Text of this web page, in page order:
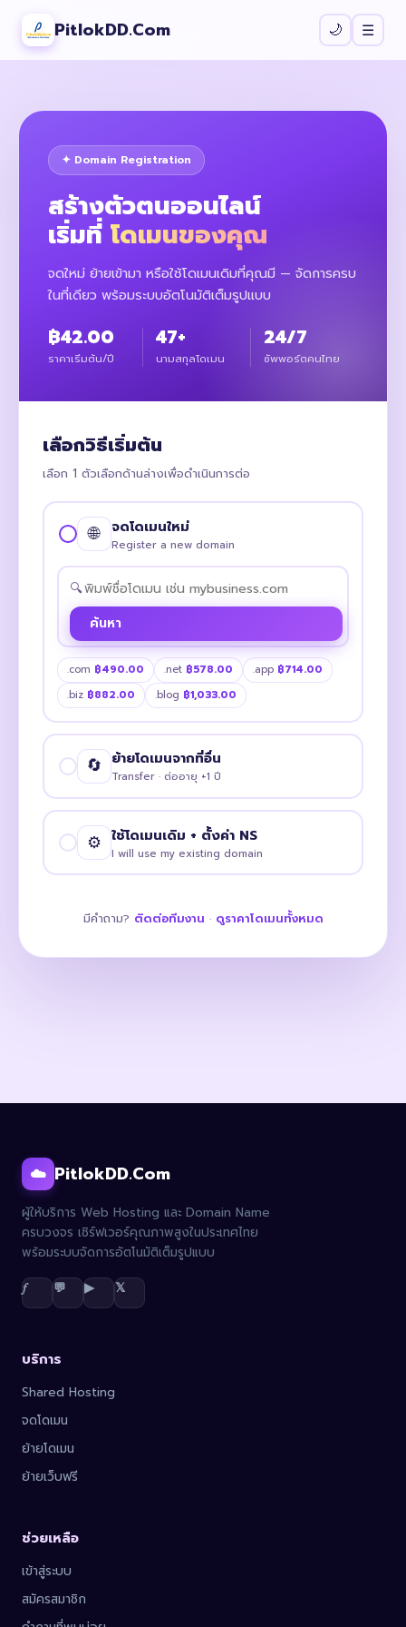
PitlokDD.Com 🌙 ☰
✦ Domain Registration
สร้างตัวตนออนไลน์
เริ่มที่ โดเมนของคุณ
จดใหม่ ย้ายเข้ามา หรือใช้โดเมนเดิมที่คุณมี — จัดการครบ
ในที่เดียว พร้อมระบบอัตโนมัติเต็มรูปแบบ
฿42.00
ราคาเริ่มต้น/ปี
47+
นามสกุลโดเมน
24/7
ซัพพอร์ตคนไทย
เลือกวิธีเริ่มต้น
เลือก 1 ตัวเลือกด้านล่างเพื่อดำเนินการต่อ
🌐 จดโดเมนใหม่
Register a new domain
🔍
ค้นหา
.com ฿490.00 .net ฿578.00 .app ฿714.00
.biz ฿882.00 .blog ฿1,033.00
🔄 ย้ายโดเมนจากที่อื่น
Transfer · ต่ออายุ +1 ปี
⚙️ ใช้โดเมนเดิม + ตั้งค่า NS
I will use my existing domain
มีคำถาม? ติดต่อทีมงาน · ดูราคาโดเมนทั้งหมด
☁️ PitlokDD.Com
ผู้ให้บริการ Web Hosting และ Domain Name
ครบวงจร เซิร์ฟเวอร์คุณภาพสูงในประเทศไทย
พร้อมระบบจัดการอัตโนมัติเต็มรูปแบบ
𝑓
💬 ▶ 𝕏
บริการ
Shared Hosting
จดโดเมน
ย้ายโดเมน
ย้ายเว็บฟรี
ช่วยเหลือ
เข้าสู่ระบบ
สมัครสมาชิก